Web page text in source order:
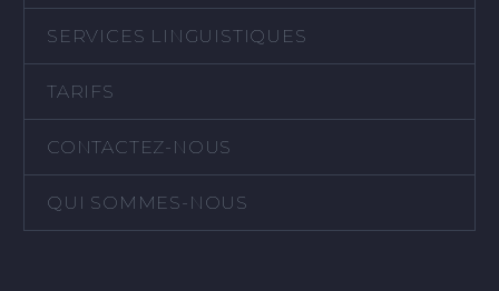
SERVICES LINGUISTIQUES
TARIFS
CONTACTEZ-NOUS
QUI SOMMES-NOUS